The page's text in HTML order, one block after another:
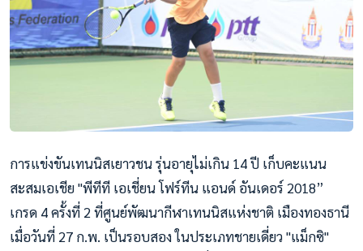
การแข่งขันเทนนิสเยาวชน รุ่นอายุไม่เกิน 14 ปี เก็บคะแนน
สะสมเอเชีย "พีทีที เอเชี่ยน โฟร์ทีน แอนด์ อันเดอร์ 2018”
เกรด 4 ครั้งที่ 2 ที่ศูนย์พัฒนากีฬาเทนนิสแห่งชาติ เมืองทองธานี
เมื่อวันที่ 27 ก.พ. เป็นรอบสอง ในประเภทชายเดี่ยว "แม็กซิ"